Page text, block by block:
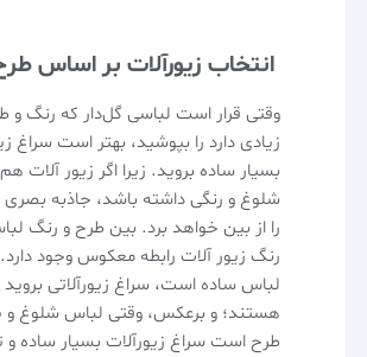
انتخاب زیورآلات بر اساس
وقتی قرار است لباسی گل‌دار که رنگ و
زیادی دارد را بپوشید، بهتر است سراغ
بسیار ساده بروید. زیرا اگر زیور آلات
شلوغ و رنگی داشته باشد، جاذبه
را از بین خواهد برد. بین طرح و رنگ
رنگ زیور آلات رابطه معکوس وجود
لباس ساده است، سراغ زیورآلاتی
هستند؛ و برعکس، وقتی لباس شلوغ و
طرح است سراغ زیورآلات بسیار ساده